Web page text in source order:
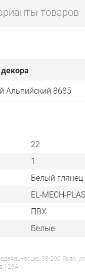
товаров
Альпийский 8685
22
1
Белый глянец
EL-MECH-
ПВХ
Белые
38-200 Ясло,